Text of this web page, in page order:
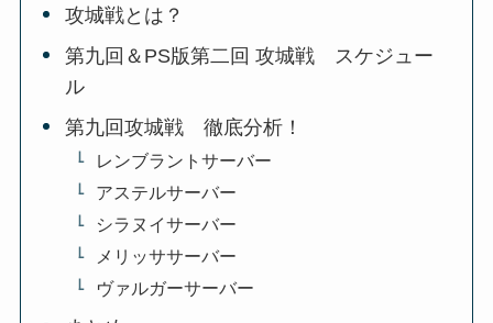
攻城戦とは？
第九回＆PS版第二回 攻城戦 スケジュー
ル
第九回攻城戦 徹底分析！
レンブラントサーバー
アステルサーバー
シラヌイサーバー
メリッササーバー
ヴァルガーサーバー